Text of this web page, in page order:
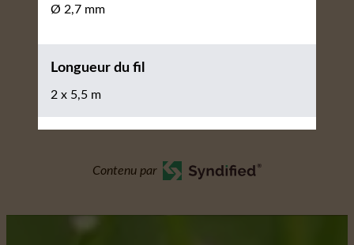
Ø 2,7 mm
Longueur du fil
2 x 5,5 m
Contenu par